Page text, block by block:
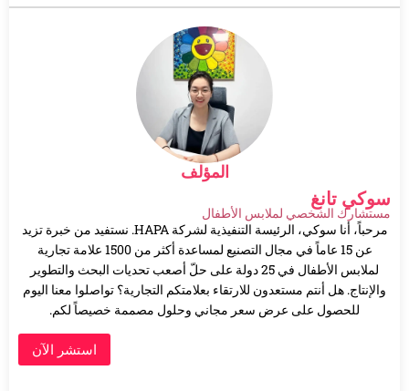
المؤلف
سوكي تانغ
مستشارك الشخصي لملابس الأطفال
مرحباً، أنا سوكي، الرئيسة التنفيذية لشركة HAPA. نستفيد من خبرة تزيد
عن 15 عاماً في مجال التصنيع لمساعدة أكثر من 1500 علامة تجارية
لملابس الأطفال في 25 دولة على حلّ أصعب تحديات البحث والتطوير
والإنتاج. هل أنتم مستعدون للارتقاء بعلامتكم التجارية؟ تواصلوا معنا اليوم
للحصول على عرض سعر مجاني وحلول مصممة خصيصاً لكم.
استشر الآن